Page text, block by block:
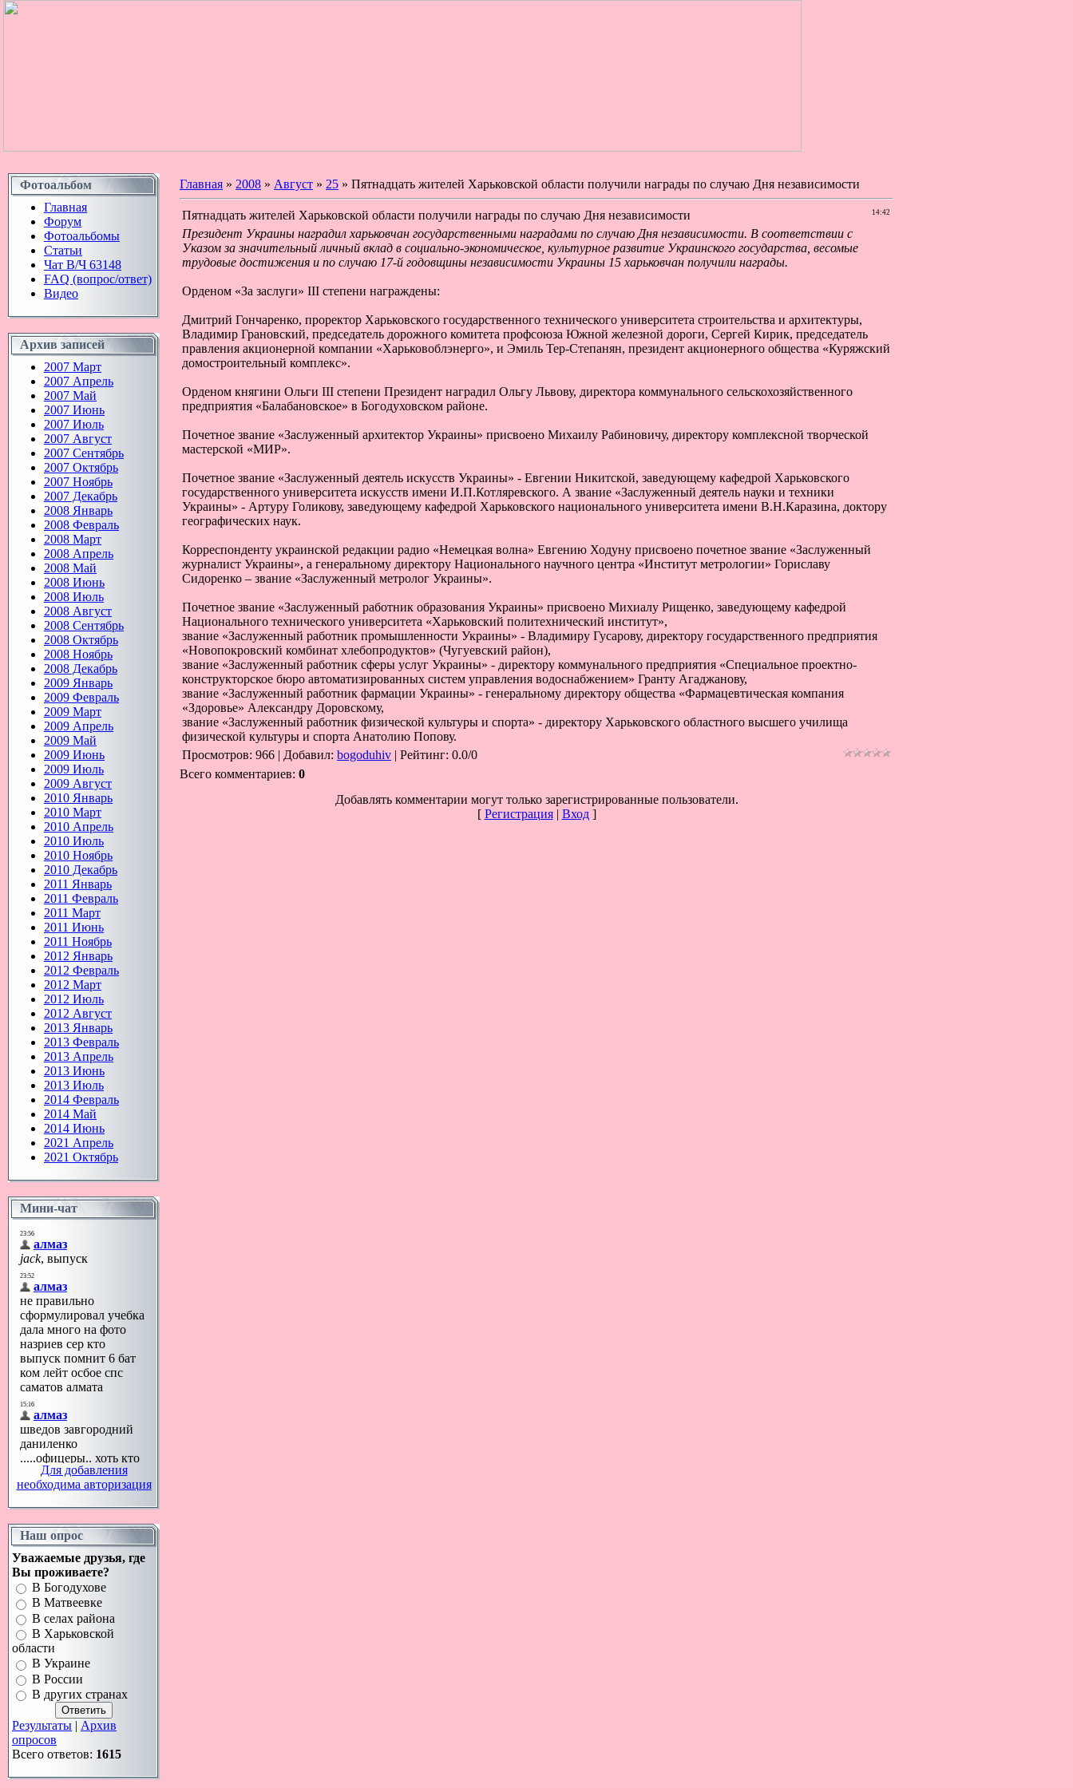
Фотоальбом
Главная
Форум
Фотоальбомы
Статьи
Чат В/Ч 63148
FAQ (вопрос/ответ)
Видео
Архив записей
2007 Март
2007 Апрель
2007 Май
2007 Июнь
2007 Июль
2007 Август
2007 Сентябрь
2007 Октябрь
2007 Ноябрь
2007 Декабрь
2008 Январь
2008 Февраль
2008 Март
2008 Апрель
2008 Май
2008 Июнь
2008 Июль
2008 Август
2008 Сентябрь
2008 Октябрь
2008 Ноябрь
2008 Декабрь
2009 Январь
2009 Февраль
2009 Март
2009 Апрель
2009 Май
2009 Июнь
2009 Июль
2009 Август
2010 Январь
2010 Март
2010 Апрель
2010 Июль
2010 Ноябрь
2010 Декабрь
2011 Январь
2011 Февраль
2011 Март
2011 Июнь
2011 Ноябрь
2012 Январь
2012 Февраль
2012 Март
2012 Июль
2012 Август
2013 Январь
2013 Февраль
2013 Апрель
2013 Июнь
2013 Июль
2014 Февраль
2014 Май
2014 Июнь
2021 Апрель
2021 Октябрь
Мини-чат
Для добавления
необходима авторизация
Наш опрос
Уважаемые друзья, где
Вы проживаете?
В Богодухове
В Матвеевке
В селах района
В Харьковской
области
В Украине
В России
В других странах
Результаты | Архив
опросов
Всего ответов: 1615
Главная » 2008 » Август » 25 » Пятнадцать жителей Харьковской области получили награды по случаю Дня независимости
14:42
Пятнадцать жителей Харьковской области получили награды по случаю Дня независимости
Президент Украины наградил харьковчан государственными наградами по случаю Дня независимости. В соответствии с
Указом за значительный личный вклад в социально-экономическое, культурное развитие Украинского государства, весомые
трудовые достижения и по случаю 17-й годовщины независимости Украины 15 харьковчан получили награды.
Орденом «За заслуги» ІІІ степени награждены:
Дмитрий Гончаренко, проректор Харьковского государственного технического университета строительства и архитектуры,
Владимир Грановский, председатель дорожного комитета профсоюза Южной железной дороги, Сергей Кирик, председатель
правления акционерной компании «Харьковоблэнерго», и Эмиль Тер-Степанян, президент акционерного общества «Куряжский
домостроительный комплекс».
Орденом княгини Ольги ІІІ степени Президент наградил Ольгу Львову, директора коммунального сельскохозяйственного
предприятия «Балабановское» в Богодуховском районе.
Почетное звание «Заслуженный архитектор Украины» присвоено Михаилу Рабиновичу, директору комплексной творческой
мастерской «МИР».
Почетное звание «Заслуженный деятель искусств Украины» - Евгении Никитской, заведующему кафедрой Харьковского
государственного университета искусств имени И.П.Котляревского. А звание «Заслуженный деятель науки и техники
Украины» - Артуру Голикову, заведующему кафедрой Харьковского национального университета имени В.Н.Каразина, доктору
географических наук.
Корреспонденту украинской редакции радио «Немецкая волна» Евгению Ходуну присвоено почетное звание «Заслуженный
журналист Украины», а генеральному директору Национального научного центра «Институт метрологии» Гориславу
Сидоренко – звание «Заслуженный метролог Украины».
Почетное звание «Заслуженный работник образования Украины» присвоено Михиалу Рищенко, заведующему кафедрой
Национального технического университета «Харьковский политехнический институт»,
звание «Заслуженный работник промышленности Украины» - Владимиру Гусарову, директору государственного предприятия
«Новопокровский комбинат хлебопродуктов» (Чугуевский район),
звание «Заслуженный работник сферы услуг Украины» - директору коммунального предприятия «Специальное проектно-
конструкторское бюро автоматизированных систем управления водоснабжением» Гранту Агаджанову,
звание «Заслуженный работник фармации Украины» - генеральному директору общества «Фармацевтическая компания
«Здоровье» Александру Доровскому,
звание «Заслуженный работник физической культуры и спорта» - директору Харьковского областного высшего училища
физической культуры и спорта Анатолию Попову.
Просмотров: 966 | Добавил: bogoduhiv | Рейтинг: 0.0/0
Всего комментариев: 0
Добавлять комментарии могут только зарегистрированные пользователи.
[ Регистрация| Вход]